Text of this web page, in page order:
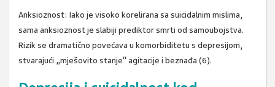
Anksioznost: Iako je visoko korelirana sa suicidalnim mislima,
sama anksioznost je slabiji prediktor smrti od samoubojstva.
Rizik se dramatično povećava u komorbiditetu s depresijom,
stvarajući „mješovito stanje“ agitacije i beznađa (6).